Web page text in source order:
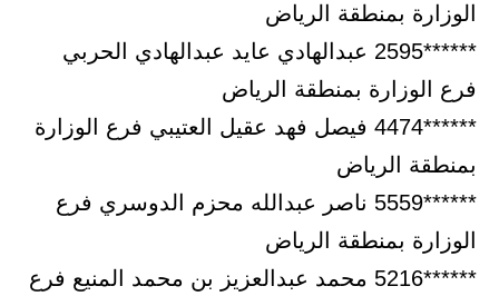
الوزارة بمنطقة الرياض
******2595 عبدالهادي عايد عبدالهادي الحربي
فرع الوزارة بمنطقة الرياض
******4474 فيصل فهد عقيل العتيبي فرع الوزارة
بمنطقة الرياض
******5559 ناصر عبدالله محزم الدوسري فرع
الوزارة بمنطقة الرياض
******5216 محمد عبدالعزيز بن محمد المنيع فرع